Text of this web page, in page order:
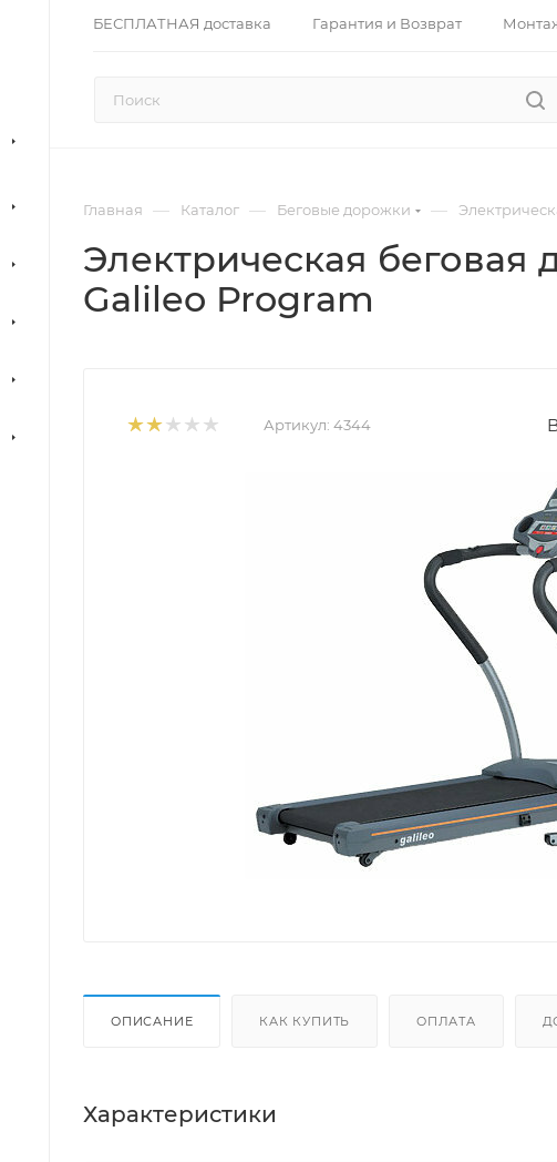
БЕСПЛАТНАЯ доставка Гарантия и Возврат
Главная — Каталог — Беговые дорожки —
Электрическая беговая
Galileo Program
Артикул: 4344
ОПИСАНИЕ КАК КУПИТЬ ОПЛАТА
Характеристики